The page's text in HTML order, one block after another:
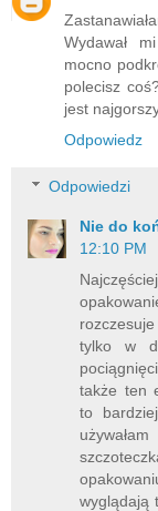
Wydawał
mocno
polecisz
jest
Odpowiedz
Odpowiedzi
Nie do
12:10 PM
tylko w
także ten
to
wyglądają